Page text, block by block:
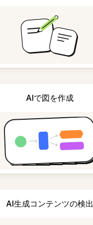
AIで図を作成
AI生成コンテンツの検出